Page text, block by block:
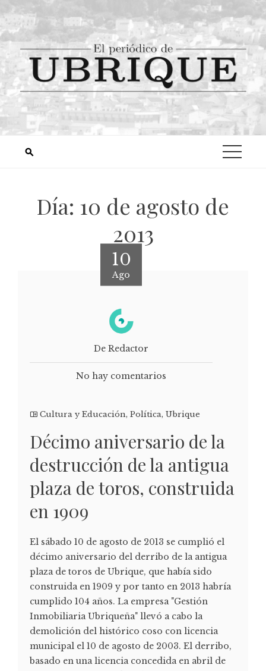
Día: 10 de agosto de
2013
10
Ago
De Redactor
No hay comentarios
Cultura y Educación, Política, Ubrique
Décimo aniversario de la
destrucción de la antigua
plaza de toros, construida
en 1909
El sábado 10 de agosto de 2013 se cumplió el
décimo aniversario del derribo de la antigua
plaza de toros de Ubrique, que había sido
construida en 1909 y por tanto en 2013 habría
cumplido 104 años. La empresa "Gestión
Inmobiliaria Ubriqueña" llevó a cabo la
demolición del histórico coso con licencia
municipal el 10 de agosto de 2003. El derribo,
basado en una licencia concedida en abril de